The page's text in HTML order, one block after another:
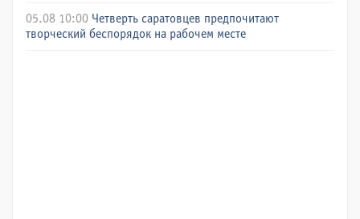
05.08 10:00 Четверть саратовцев предпочитают
творческий беспорядок на рабочем месте